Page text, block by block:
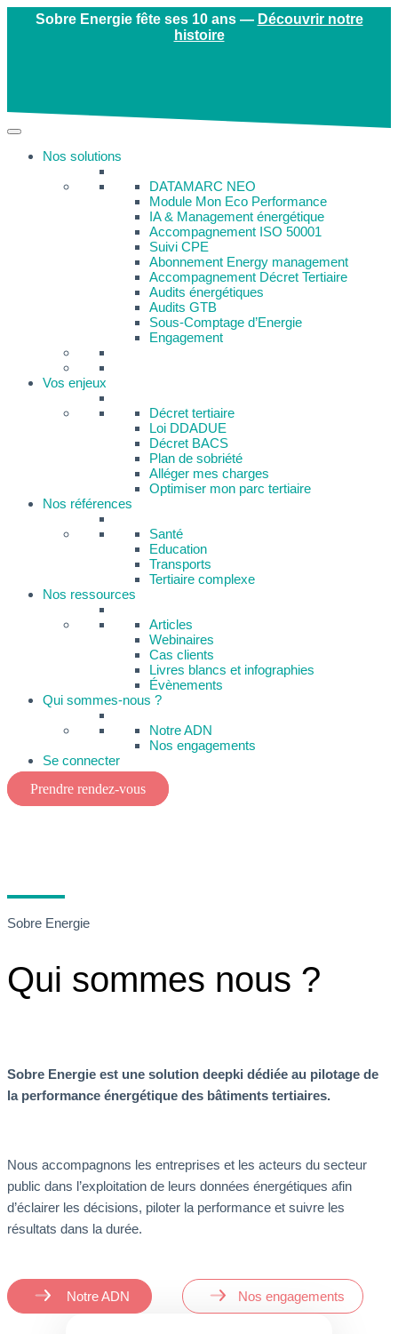
Sobre Energie fête ses 10 ans — Découvrir notre
histoire
Nos solutions
DATAMARC NEO
Module Mon Eco Performance
IA & Management énergétique
Accompagnement ISO 50001
Suivi CPE
Abonnement Energy management
Accompagnement Décret Tertiaire
Audits énergétiques
Audits GTB
Sous-Comptage d’Energie
Engagement
Vos enjeux
Décret tertiaire
Loi DDADUE
Décret BACS
Plan de sobriété
Alléger mes charges
Optimiser mon parc tertiaire
Nos références
Santé
Education
Transports
Tertiaire complexe
Nos ressources
Articles
Webinaires
Cas clients
Livres blancs et infographies
Évènements
Qui sommes-nous ?
Notre ADN
Nos engagements
Se connecter
Prendre rendez-vous
Sobre Energie
Qui sommes nous ?
Sobre Energie est une solution deepki dédiée au pilotage de
la performance énergétique des bâtiments tertiaires.
Nous accompagnons les entreprises et les acteurs du secteur
public dans l’exploitation de leurs données énergétiques afin
d’éclairer les décisions, piloter la performance et suivre les
résultats dans la durée.
Notre ADN Nos engagements